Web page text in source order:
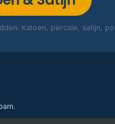
Katoen, percale, satijn,